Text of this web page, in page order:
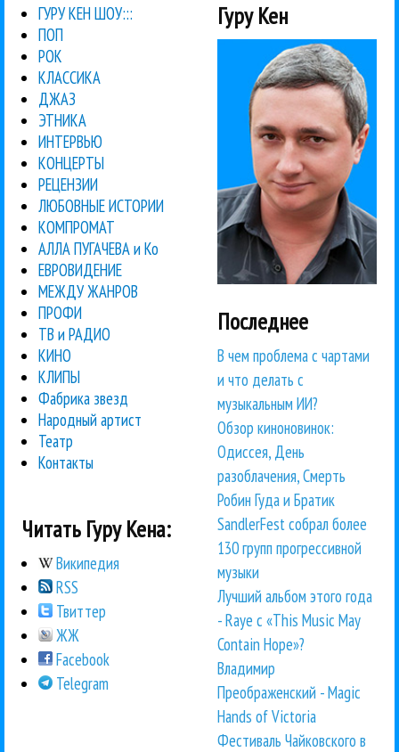
ГУРУ КЕН ШОУ:::
ПОП
РОК
КЛАССИКА
ДЖАЗ
ЭТНИКА
ИНТЕРВЬЮ
КОНЦЕРТЫ
РЕЦЕНЗИИ
ЛЮБОВНЫЕ ИСТОРИИ
КОМПРОМАТ
АЛЛА ПУГАЧЕВА и Ко
ЕВРОВИДЕНИЕ
МЕЖДУ ЖАНРОВ
ПРОФИ
ТВ и РАДИО
КИНО
КЛИПЫ
Фабрика звезд
Народный артист
Театр
Контакты
Читать Гуру Кена:
Википедия
RSS
Твиттер
ЖЖ
Facebook
Telegram
Гуру Кен
Последнее
В чем проблема с чартами
и что делать с
музыкальным ИИ?
Обзор киноновинок:
Одиссея, День
разоблачения, Смерть
Робин Гуда и Братик
SandlerFest собрал более
130 групп прогрессивной
музыки
Лучший альбом этого года
- Raye с «This Music May
Contain Hope»?
Владимир
Преображенский - Magic
Hands of Victoria
Фестиваль Чайковского в